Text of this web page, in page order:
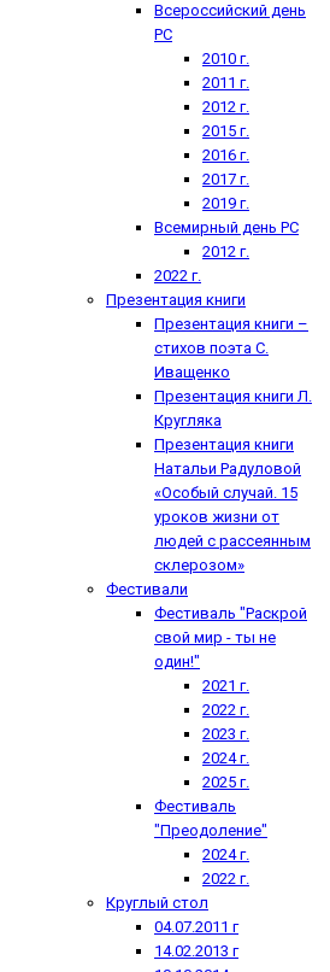
Всероссийский день
РС
2010 г.
2011 г.
2012 г.
2015 г.
2016 г.
2017 г.
2019 г.
Всемирный день РС
2012 г.
2022 г.
Презентация книги
Презентация книги –
стихов поэта С.
Иващенко
Презентация книги Л.
Кругляка
Презентация книги
Натальи Радуловой
«Особый случай. 15
уроков жизни от
людей с рассеянным
склерозом»
Фестивали
Фестиваль "Раскрой
свой мир - ты не
один!"
2021 г.
2022 г.
2023 г.
2024 г.
2025 г.
Фестиваль
"Преодоление"
2024 г.
2022 г.
Круглый стол
04.07.2011 г
14.02.2013 г